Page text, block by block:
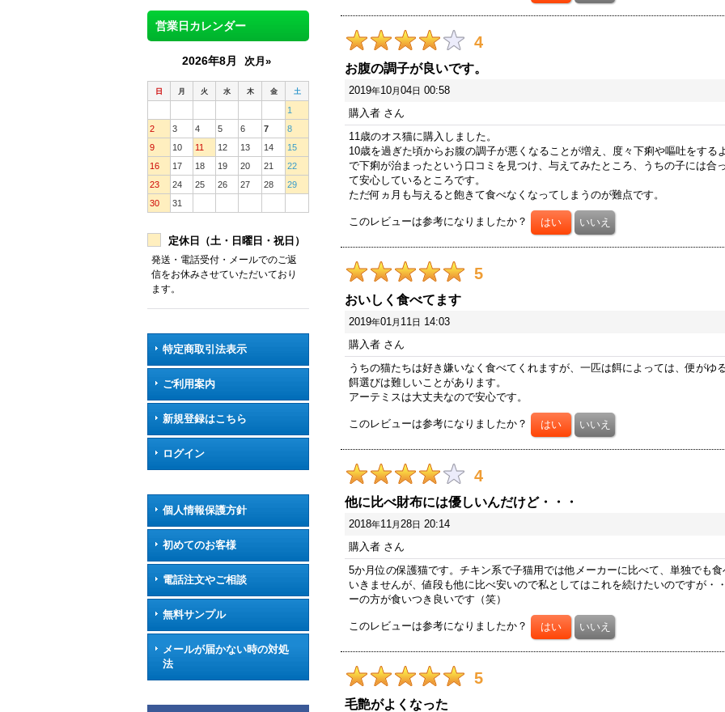
営業日カレンダー
2026年8月 次月»
日 月 火 水 木 金 土
1
2
3 4 5 6 7
8
9
10 11 12 13 14
15
16
17 18 19 20 21
22
23
24 25 26 27 28
29
30
31
定休日（土・日曜日・祝日）
発送・電話受付・メールでのご返
信をお休みさせていただいており
ます。
特定商取引法表示
ご利用案内
新規登録はこちら
ログイン
個人情報保護方針
初めてのお客様
電話注文やご相談
無料サンプル
メールが届かない時の対処
法
4
お腹の調子が良いです。
2019年10月04日 00:58
購入者 さん
11歳のオス猫に購入しました。
10歳を過ぎた頃からお腹の調子が悪くなることが増え、度々下痢や嘔吐をする
で下痢が治まったという口コミを見つけ、与えてみたところ、うちの子には合
て安心しているところです。
ただ何ヵ月も与えると飽きて食べなくなってしまうのが難点です。
このレビューは参考になりましたか？
5
おいしく食べてます
2019年01月 11日 14:03
購入者 さん
うちの猫たちは好き嫌いなく食べてくれますが、一匹は餌によっては、便がゆ
餌選びは難しいことがあります。
アーテミスは大丈夫なので安心です。
このレビューは参考になりましたか？
4
他に比べ財布には優しいんだけど・・・
2018年11月28日 20:14
購入者 さん
5か月位の保護猫です。チキン系で子猫用では他メーカーに比べて、単独でも
いきませんが、値段も他に比べ安いので私としてはこれを続けたいのですが・
ーの方が食いつき良いです（笑）
このレビューは参考になりましたか？
5
毛艶がよくなった